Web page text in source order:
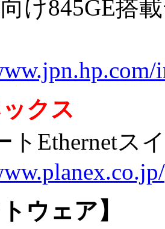
向け845GE搭
クス
トEthernetス
ウェア】